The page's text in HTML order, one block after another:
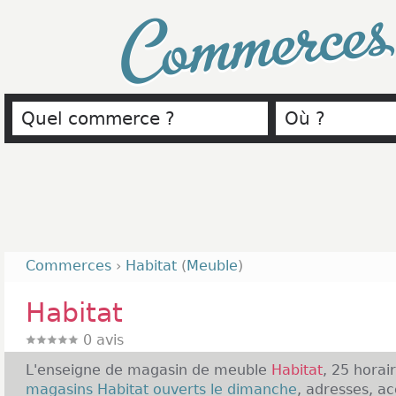
Commerces › Habitat (Meuble)
Habitat
0 avis
L'enseigne de magasin de meuble Habitat, 25
magasins Habitat ouverts le dimanche, adresses,